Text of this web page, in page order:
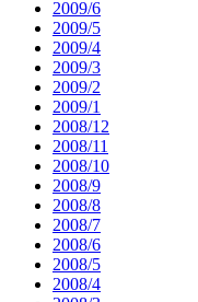
2009/6
2009/5
2009/4
2009/3
2009/2
2009/1
2008/12
2008/11
2008/10
2008/9
2008/8
2008/7
2008/6
2008/5
2008/4